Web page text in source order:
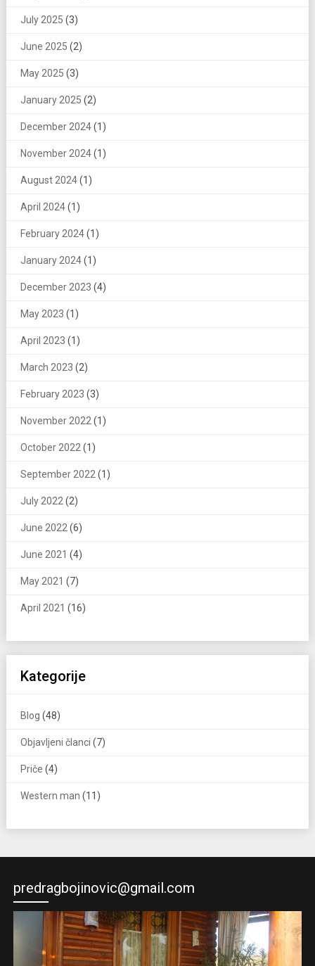
July 2025 (3)
June 2025 (2)
May 2025 (3)
January 2025 (2)
December 2024(1)
November 2024(1)
August 2024(1)
April 2024(1)
February 2024(1)
January 2024(1)
December 2023 (4)
May 2023 (1)
April 2023 (1)
March 2023 (2)
February 2023 (3)
November 2022(1)
October 2022(1)
September 2022(1)
July 2022(2)
June 2022(6)
June 2021 (4)
May 2021 (7)
April 2021 (16)
Kategorije
Blog (48)
Objavljeni članci (7)
Priče (4)
Western man (11)
predragbojinovic@gmail.com